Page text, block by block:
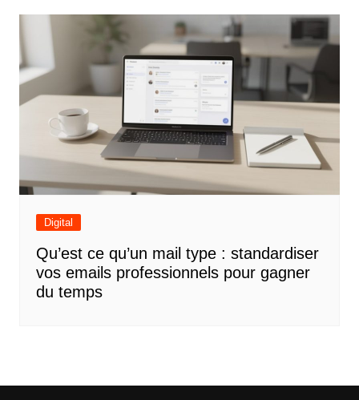
Digital
Qu’est ce qu’un mail type : standardiser
vos emails professionnels pour gagner
du temps